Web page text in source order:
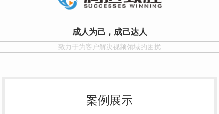
成人为己，成己达人
致力于为客户解决视频领域的困扰
案例展示